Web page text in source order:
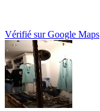
Vérifié sur Google Maps